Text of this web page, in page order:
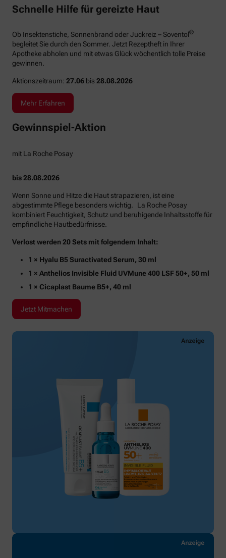
Schnelle Hilfe für gereizte Haut
Ob Insektenstiche, Sonnenbrand oder Juckreiz – Soventol®
begleitet Sie durch den Sommer. Jetzt Rezeptheft in Ihrer
Apotheke abholen und mit etwas Glück wöchentlich tolle Preise
gewinnen.
Aktionszeitraum: 27.06 bis 28.08.2026
Mehr Erfahren
Gewinnspiel-Aktion
mit La Roche Posay
bis 28.08.2026
Wenn Sonne und Hitze die Haut strapazieren, ist eine
abgestimmte Pflege besonders wichtig. La Roche Posay
kombiniert Feuchtigkeit, Schutz und beruhigende Inhaltsstoffe für
empfindliche Hautbedürfnisse.
Verlost werden 20 Sets mit folgendem Inhalt:
1 × Hyalu B5 Suractivated Serum, 30 ml
1 × Anthelios Invisible Fluid UVMune 400 LSF 50+, 50 ml
1 × Cicaplast Baume B5+, 40 ml
Jetzt Mitmachen